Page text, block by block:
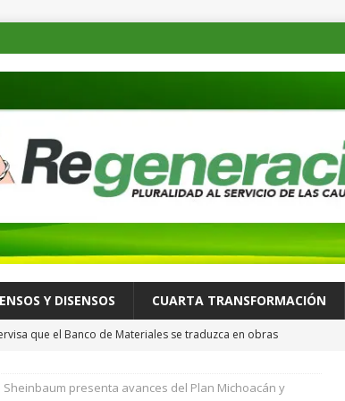
Y DISENSOS CUARTA TRANSFORMACIÓN
que el Banco de Materiales se traduzca en obras
ambiental por derrame de petróleo de buque
Sheinbaum presenta avances del Plan Michoacán y